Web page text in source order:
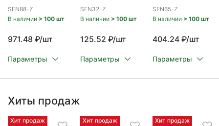
SFN88-Z
В наличии > 100 шт
971.48 ₽/шт
Параметры
SFN32-Z
В наличии > 100 шт
125.52 ₽/шт
Параметры
SFN65-Z
В наличии > 100 шт
404.24 ₽/шт
Параметры
Хиты продаж
Хит продаж Хит продаж Хит продаж